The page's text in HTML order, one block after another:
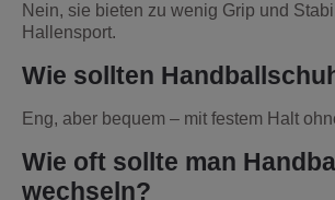
Nein, sie bieten zu wenig Grip und
Hallensport.
Wie sollten
Eng, aber bequem – mit festem Halt
Wie oft sollte man
wechseln?